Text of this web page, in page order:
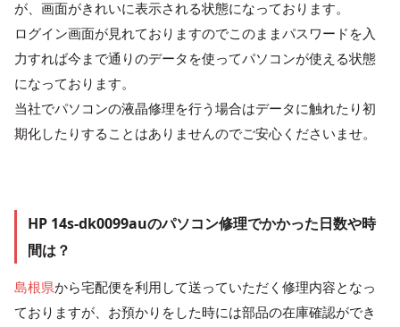
が、画面がきれいに表示される状態になっております。
ログイン画面が見れておりますのでこのままパスワードを入
力すれば今まで通りのデータを使ってパソコンが使える状態
になっております。
当社でパソコンの液晶修理を行う場合はデータに触れたり初
期化したりすることはありませんのでご安心くださいませ。
HP 14s-dk0099auのパソコン修理でかかった日数や時
間は？
島根県から宅配便を利用して送っていただく修理内容となっ
ておりますが、お預かりをした時には部品の在庫確認ができ